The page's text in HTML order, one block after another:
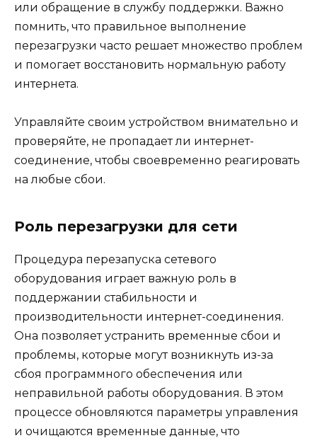
или обращение в службу поддержки. Важно
помнить, что правильное выполнение
перезагрузки часто решает множество проблем
и помогает восстановить нормальную работу
интернета.
Управляйте своим устройством внимательно и
проверяйте, не пропадает ли интернет-
соединение, чтобы своевременно реагировать
на любые сбои.
Роль перезагрузки для сети
Процедура перезапуска сетевого
оборудования играет важную роль в
поддержании стабильности и
производительности интернет-соединения.
Она позволяет устранить временные сбои и
проблемы, которые могут возникнуть из-за
сбоя программного обеспечения или
неправильной работы оборудования. В этом
процессе обновляются параметры управления
и очищаются временные данные, что